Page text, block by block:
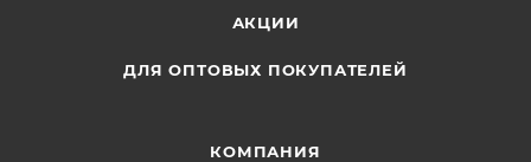
АКЦИИ
ДЛЯ ОПТОВЫХ ПОКУПАТЕЛЕЙ
КОМПАНИЯ